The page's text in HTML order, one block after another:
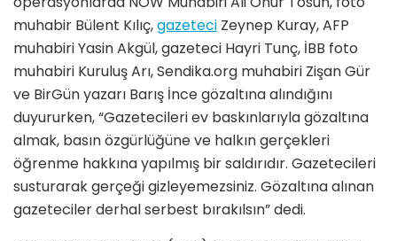
muhabir Bülent Kılıç,gazeteci Zeynep Kuray, AFP
muhabiri Yasin Akgül, gazeteci Hayri Tunç, İBB foto
muhabiri Kuruluş Arı, Sendika.org muhabiri Zişan Gür
ve BirGün yazarı Barış İnce gözaltına alındığını
duyururken, “Gazetecileri ev baskınlarıyla gözaltına
almak, basın özgürlüğüne ve halkın gerçekleri
öğrenme hakkına yapılmış bir saldırıdır. Gazetecileri
susturarak gerçeği gizleyemezsiniz. Gözaltına alınan
gazeteciler derhal serbest bırakılsın” dedi.